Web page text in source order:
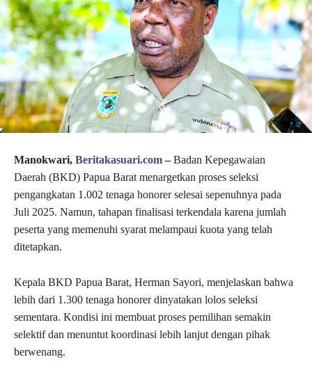
Manokwari, Beritakasuari.com–Badan Kepegawaian
Daerah (BKD) Papua Barat menargetkan proses seleksi
pengangkatan 1.002 tenaga honorer selesai sepenuhnya pada
Juli 2025. Namun, tahapan finalisasi terkendala karena jumlah
peserta yang memenuhi syarat melampaui kuota yang telah
ditetapkan.
Kepala BKD Papua Barat, Herman Sayori, menjelaskan bahwa
lebih dari 1.300 tenaga honorer dinyatakan lolos seleksi
sementara. Kondisi ini membuat proses pemilihan semakin
selektif dan menuntut koordinasi lebih lanjut dengan pihak
berwenang.